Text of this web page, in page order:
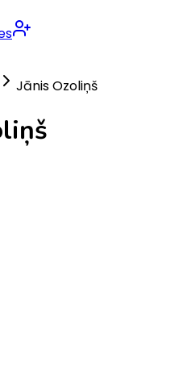
Jānis Ozoliņš